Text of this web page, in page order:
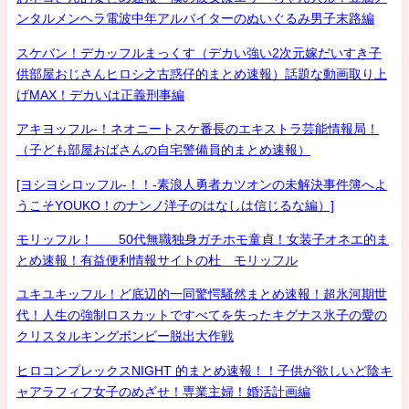
ンタルメンヘラ電波中年アルバイターのぬいぐるみ男子末路編
スケバン！デカッフルまっくす（デカい強い2次元嫁だいすき子
供部屋おじさんヒロシ之古惑仔的まとめ速報）話題な動画取り上
げMAX！デカいは正義刑事編
アキヨッフル-！ネオニートスケ番長のエキストラ芸能情報局！
（子ども部屋おばさんの自宅警備員的まとめ速報）
[ヨシヨシロッフル-！！-素浪人勇者カツオンの未解決事件簿へよ
うこそYOUKO！のナンノ洋子のはなしは信じるな編）]
モリッフル！ 50代無職独身ガチホモ童貞！女装子オネエ的ま
とめ速報！有益便利情報サイトの杜 モリッフル
ユキユキッフル！ど底辺的一同驚愕騒然まとめ速報！超氷河期世
代！人生の強制ロスカットですべてを失ったキグナス氷子の愛の
クリスタルキングボンビー脱出大作戦
ヒロコンプレックスNIGHT 的まとめ速報！！子供が欲しいど陰キ
ャアラフィフ女子のめざせ！専業主婦！婚活計画編